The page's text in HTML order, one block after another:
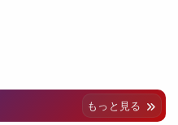
もっと見る